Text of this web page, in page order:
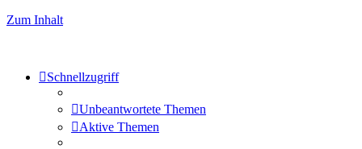
Zum Inhalt
Schnellzugriff
Unbeantwortete Themen
Aktive Themen